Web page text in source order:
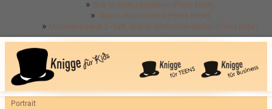
Skip to main navigation (Press Enter).
Skip to main content (Press Enter).
Mainmenu Level 2 - Left: Skip to section navigation (Press Enter).
Portrait